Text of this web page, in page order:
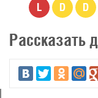
L D D
Рассказать